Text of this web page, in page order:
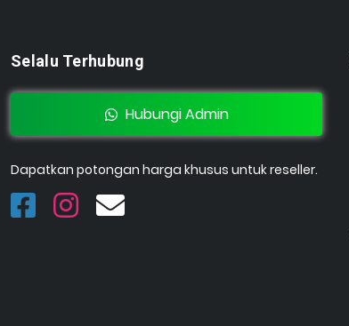
Selalu Terhubung
Hubungi Admin
Dapatkan potongan harga khusus untuk reseller.